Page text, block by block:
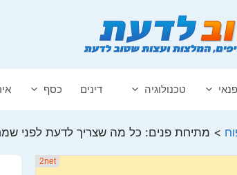
פנאי טכנולוגיה דינים כסף
> מתיחת פנים: כל מה שצריך לדעת לפני